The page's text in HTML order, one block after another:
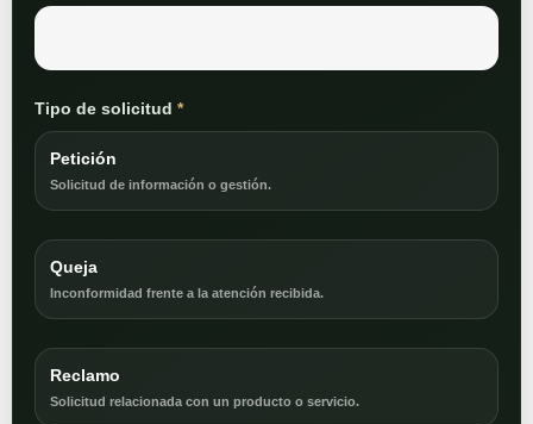
Tipo de solicitud *
Petición
Solicitud de información o gestión.
Queja
Inconformidad frente a la atención recibida.
Reclamo
Solicitud relacionada con un producto o servicio.